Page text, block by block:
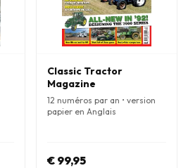
Classic Tractor
Magazine
12 numéros par an • version
papier en Anglais
€ 99,95